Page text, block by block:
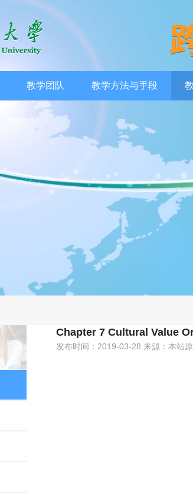
教学团队 教学方法与手段
Chapter 7 Cultural Value
发布时间：2019-03-28 来源：本站原